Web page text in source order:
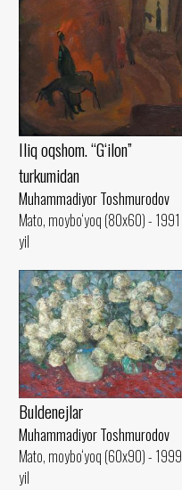
Iliq oqshom. “G‘ilon”
turkumidan
Muhammadiyor Toshmurodov
Mato, moybo‘yoq (80x60) - 1991
yil
Buldenejlar
Muhammadiyor Toshmurodov
Mato, moybo‘yoq (60x90) - 1999
yil